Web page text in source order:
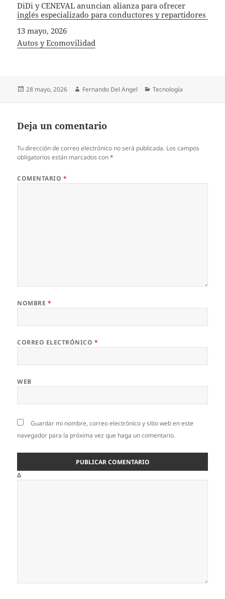
DiDi y CENEVAL anuncian alianza para ofrecer
inglés especializado para conductores y repartidores
Fecha
13 mayo, 2026
In relation to
Autos y Ecomovilidad
Publicado
28 mayo, 2026 Autor
Fernando Del Angel Categorías
Tecnología
Deja un comentario
Tu dirección de correo electrónico no será publicada. Los campos
obligatorios están marcados con*
COMENTARIO *
NOMBRE *
CORREO ELECTRÓNICO *
WEB
Guardar mi nombre, correo electrónico y sitio web en este
navegador para la próxima vez que haga un comentario.
Δ